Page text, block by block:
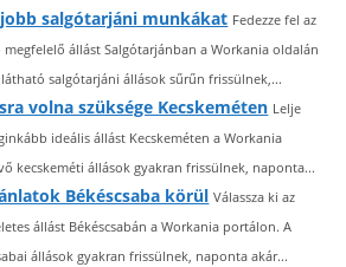
salgótarjáni munkákat Fedezze fel az
megfelelő állást Salgótarjánban a Workania oldalán
salgótarjáni állások sűrűn frissülnek,...
volna szüksége Kecskeméten Lelje
ideális állást Kecskeméten a Workania
kecskeméti állások gyakran frissülnek, naponta...
Békéscsaba körül Válassza ki az
állást Békéscsabán a Workania portálon. A
állások gyakran frissülnek, naponta akár...